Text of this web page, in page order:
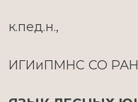
к.пед.н.,
ИГИиПМНС СО РАН